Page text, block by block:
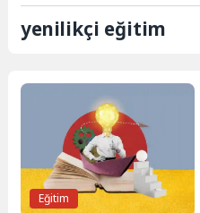
yenilikçi eğitim
Eğitim